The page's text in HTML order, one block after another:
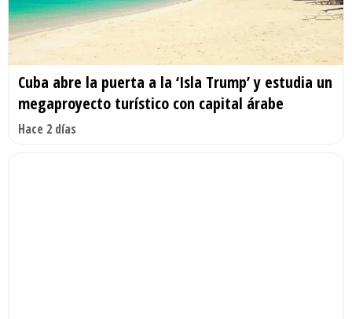
Cuba abre la puerta a la ‘Isla Trump’ y estudia un
megaproyecto turístico con capital árabe
Hace 2 días